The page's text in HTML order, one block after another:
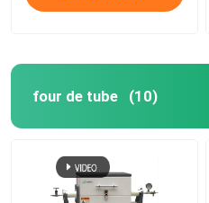
four de tube (10)